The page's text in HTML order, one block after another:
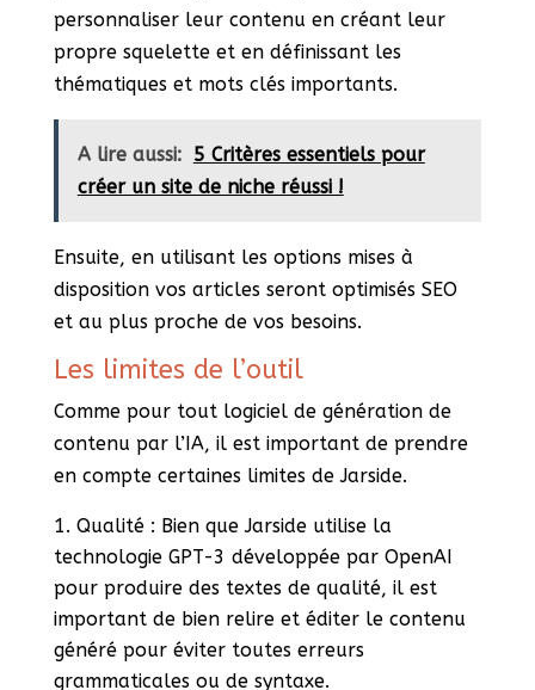
personnaliser leur contenu en créant leur
propre squelette et en définissant les
thématiques et mots clés importants.
A lire aussi: 5 Critères essentiels pour
créer un site de niche réussi !
Ensuite, en utilisant les options mises à
disposition vos articles seront optimisés SEO
et au plus proche de vos besoins.
Les limites de l’outil
Comme pour tout logiciel de génération de
contenu par l’IA, il est important de prendre
en compte certaines limites de Jarside.
Qualité : Bien que Jarside utilise la
technologie GPT-3 développée par OpenAI
pour produire des textes de qualité, il est
important de bien relire et éditer le contenu
généré pour éviter toutes erreurs
grammaticales ou de syntaxe.